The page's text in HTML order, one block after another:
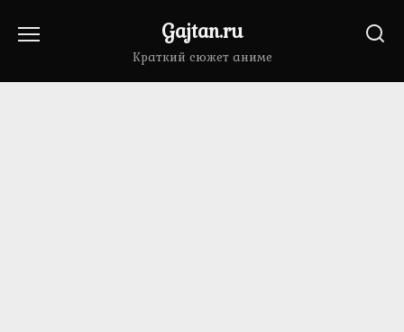
Gajtan.ru
Краткий сюжет аниме